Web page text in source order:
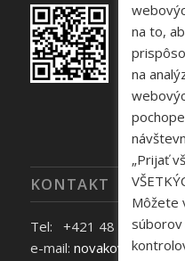
KONTAKT
Tel: +421 48 645 40 35
e-mail:
na to,
na
„Prijať
Môžete
súborov